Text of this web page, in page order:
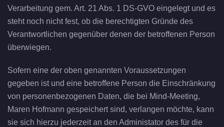
Verarbeitung gem. Art. 21 Abs. 1 DS-GVO eingelegt und es
steht noch nicht fest, ob die berechtigten Gründe des
Verantwortlichen gegenüber denen der betroffenen Person
überwiegen.
Sofern eine der oben genannten Voraussetzungen
gegeben ist und eine betroffene Person die Einschränkung
von personenbezogenen Daten, die bei Mind-Meeting,
Maren Hofmann gespeichert sind, verlangen möchte, kann
sie sich hierzu jederzeit an den Administator des für die